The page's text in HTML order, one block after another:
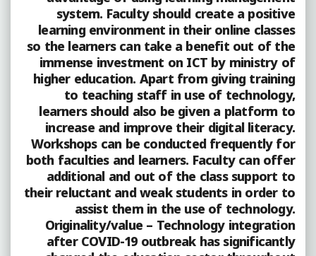
system. Faculty should create a positive
learning environment in their online classes
so the learners can take a benefit out of the
immense investment on ICT by ministry of
higher education. Apart from giving training
to teaching staff in use of technology,
learners should also be given a platform to
increase and improve their digital literacy.
Workshops can be conducted frequently for
both faculties and learners. Faculty can offer
additional and out of the class support to
their reluctant and weak students in order to
assist them in the use of technology.
Originality/value – Technology integration
after COVID-19 outbreak has significantly